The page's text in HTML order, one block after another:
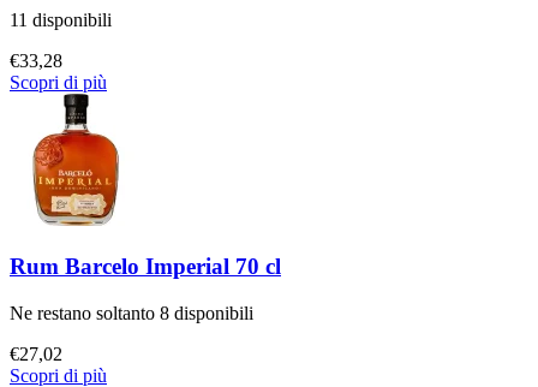
11 disponibili
€33,28
Scopri di più
Rum Barcelo Imperial 70 cl
Ne restano soltanto 8 disponibili
€27,02
Scopri di più